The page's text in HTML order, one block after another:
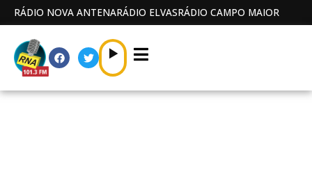
RÁDIO NOVA ANTENARÁDIO ELVASRÁDIO CAMPO MAIOR